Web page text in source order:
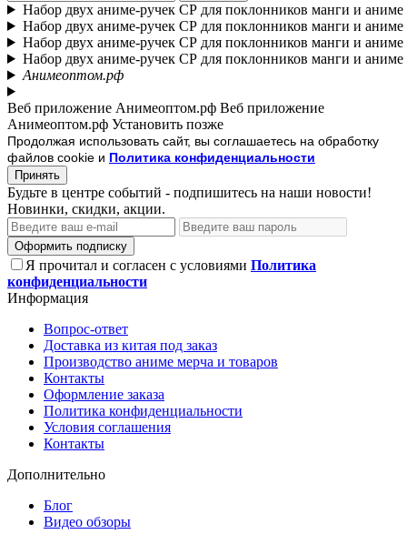
Набор двух аниме-ручек СР для поклонников манги и аниме
Набор двух аниме-ручек СР для поклонников манги и аниме
Набор двух аниме-ручек СР для поклонников манги и аниме
Набор двух аниме-ручек СР для поклонников манги и аниме
Анимеоптом.рф
Веб приложение Анимеоптом.рф Веб приложение
Анимеоптом.рф Установить позже
Продолжая использовать сайт, вы соглашаетесь на обработку
файлов cookie и Политика конфиденциальности
Принять
Будьте в центре событий - подпишитесь на наши новости!
Новинки, скидки, акции.
Оформить подписку
Я прочитал и согласен с условиями Политика
конфиденциальности
Информация
Вопрос-ответ
Доставка из китая под заказ
Производство аниме мерча и товаров
Контакты
Оформление заказа
Политика конфиденциальности
Условия соглашения
Контакты
Дополнительно
Блог
Видео обзоры